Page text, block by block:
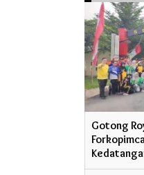
Gotong